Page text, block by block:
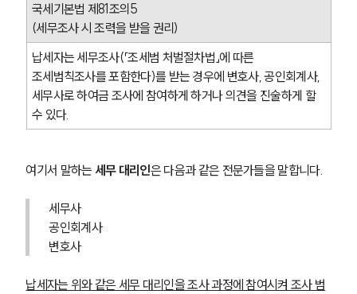
국세기본법 제81조의5
(세무조사 시 조력을 받을 권리)
납세자는 세무조사(「조세범 처벌절차법」에 따른
조세범칙조사를 포함한다)를 받는 경우에 변호사, 공인회계사,
세무사로 하여금 조사에 참여하게 하거나 의견을 진술하게 할
수 있다.
여기서 말하는 세무 대리인은 다음과 같은 전문가들을 말합니다.
세무사
공인회계사
변호사
납세자는 위와 같은 세무 대리인을 조사 과정에 참여시켜 조사 범